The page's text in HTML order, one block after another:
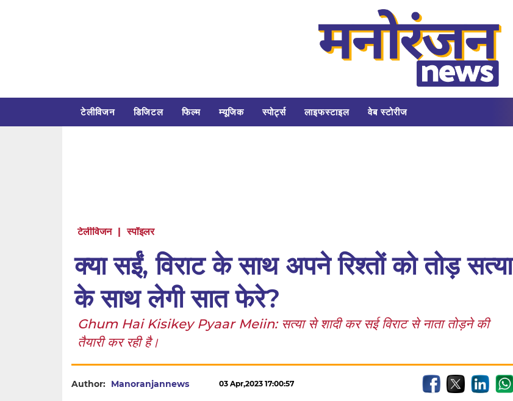
टेलीविजन डिजिटल फिल्म म्यूजिक स्पोर्ट्स लाइफस्टाइल वेब स्टोरीज
टेलीविजन | स्पॉइलर
क्या सईं, विराट के साथ अपने रिश्तों को तोड़ सत्या
के साथ लेगी सात फेरे?
Ghum Hai Kisikey Pyaar Meiin: सत्या से शादी कर सई विराट से नाता तोड़ने की
तैयारी कर रही है।
Author: Manoranjannews 03 Apr,2023 17:00:57